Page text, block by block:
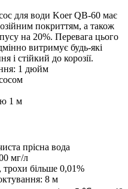
для води Koer QB-60 має
покриттям, а також
на 20%. Перевага цього
витримує будь-які
і стійкий до корозії.
1 дюйм
1 м
прісна вода
мг/л
більше 0,01%
8 м